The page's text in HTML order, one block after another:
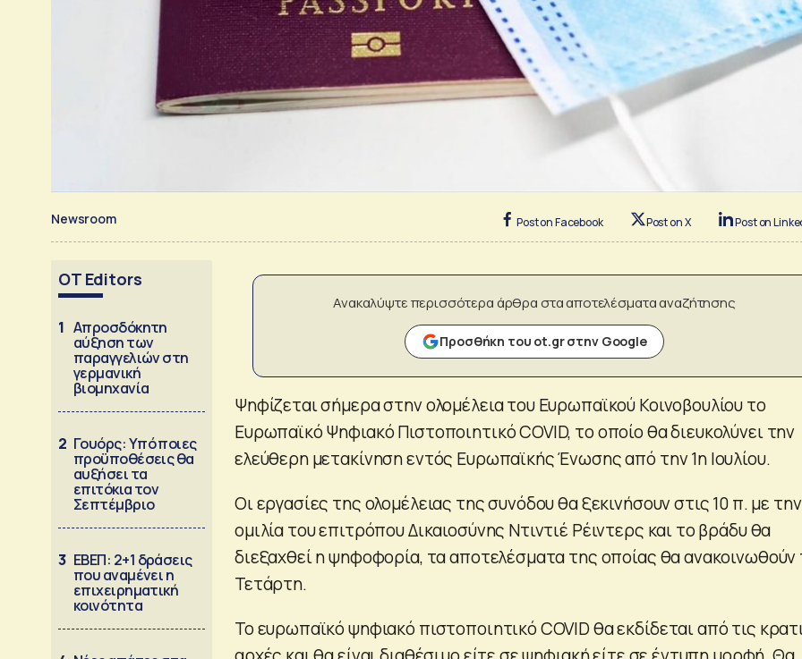
Newsroom Post on Facebook Post on X Post on
OT Editors
1 Απροσδόκητη
αύξηση των
παραγγελιών στη
γερμανική
βιομηχανία
2 Γουόρς: Υπό ποιες
προϋποθέσεις θα
αυξήσει τα
επιτόκια τον
Σεπτέμβριο
3 ΕΒΕΠ: 2+1 δράσεις
που αναμένει η
επιχειρηματική
κοινότητα
Ανακαλύψτε περισσότερα άρθρα στα αποτελέσματα αναζήτησης
Προσθήκη του ot.gr στην Google
Ψηφίζεται σήμερα στην ολομέλεια του Ευρωπαϊκού Κοινοβουλίου το
Ευρωπαϊκό Ψηφιακό Πιστοποιητικό COVID, το οποίο θα διευκολύνει την
ελεύθερη μετακίνηση εντός Ευρωπαϊκής Ένωσης από την 1η Ιουλίου.
Οι εργασίες της ολομέλειας της συνόδου θα ξεκινήσουν στις 10 π. με την
ομιλία του επιτρόπου Δικαιοσύνης Ντιντιέ Ρέιντερς και το βράδυ θα
διεξαχθεί η ψηφοφορία, τα αποτελέσματα της οποίας θα ανακοινωθούν
Τετάρτη.
Το ευρωπαϊκό ψηφιακό πιστοποιητικό COVID θα εκδίδεται από τις